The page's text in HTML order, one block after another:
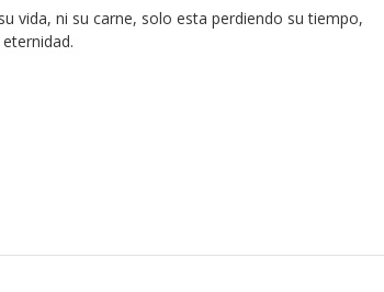
vida, ni su carne, solo esta perdiendo su tiempo,